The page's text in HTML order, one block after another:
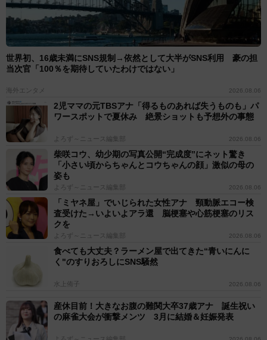
◆EXILE AKIRA 2006年にEXILEに加入。現在は、
EXILE／EXILE THE SECONDの中心核として、また
EXILE TRIBEのリーダーとして牽引し続け、映画、ドラ
マ、舞台など様々な分野でも活躍。俳優としては09年の
初主演映画「ちゃんと伝える」で日本映画批評家大賞新
人賞を受賞。12年には大ヒットシリーズのドラマ
「GTO」にて鬼塚英吉役で主演を務める。23年からは
「LDH愛夢悅」の代表取締役社長CEO／Chief
Executive Officerを務め、台湾版紅白歌合戦「超級巨星
紅白藝能大賞」への出演も果たす。日本国内のみなら
ず、アジア、世界に向け、活動の場を広げている。
世界初、16歳未満にSNS規制→依然として大半がSNS利用 豪の担
当次官「100％を期待していたわけではない」
海外エンタメ 2026.08.06
2児ママの元TBSアナ「得るものあれば失うものも」パ
ワースポットで夏休み 絶景ショットも予想外の事態
よろず～ニュース編集部 2026.08.06
柴咲コウ、幼少期の写真公開“完成度”にネット驚き
「小さい頃からちゃんとコウちゃんの顔」激似の母の
姿も
よろず～ニュース編集部 2026.08.06
「ミヤネ屋」でいじられた女性アナ 頸動脈エコー検
査受けた→いよいよアラ還 脳梗塞や心筋梗塞のリス
クを
よろず～ニュース編集部 2026.08.06
食べても大丈夫？ラーメン屋で出てきた“青いにんに
く"のすりおろしにSNS騒然
水上侑子 2026.08.06
産休目前！大きなお腹の難関大卒37歳アナ 誕生祝い
の麻雀大会が衝撃メンツ 3月に結婚＆妊娠発表